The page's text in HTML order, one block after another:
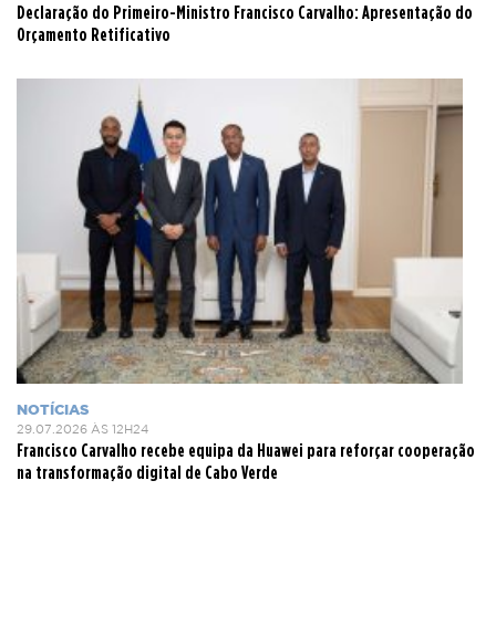
Declaração do Primeiro-Ministro Francisco Carvalho: Apresentação do
Orçamento Retificativo
NOTÍCIAS
29.07.2026 ÀS 12H24
Francisco Carvalho recebe equipa da Huawei para reforçar cooperação
na transformação digital de Cabo Verde